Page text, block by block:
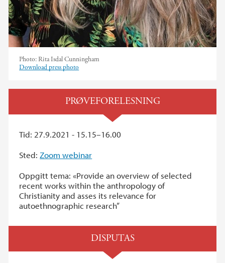
Photo: Rita Isdal Cunningham
Download press photo
PRØVEFORELESNING
Tid: 27.9.2021 - 15.15–16.00
Sted: Zoom webinar
Oppgitt tema: «Provide an overview of selected
recent works within the anthropology of
Christianity and asses its relevance for
autoethnographic research”
DISPUTAS